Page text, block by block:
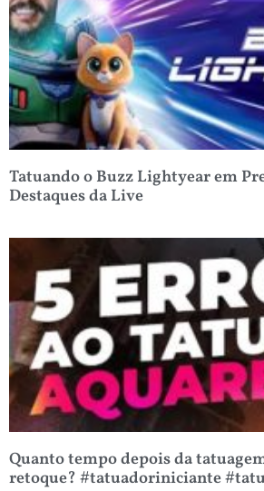
Tatuando o Buzz Lightyear em
Destaques da Live
Quanto tempo depois da
retoque? #tatuadoriniciante